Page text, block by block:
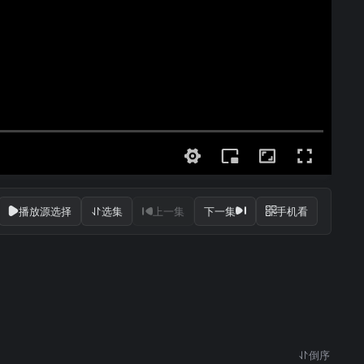
播放源选择 选集 上一集 下一集 手机看
倒序